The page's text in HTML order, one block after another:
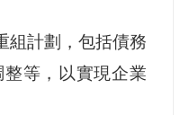
組計劃，包括債務
等，以實現企業